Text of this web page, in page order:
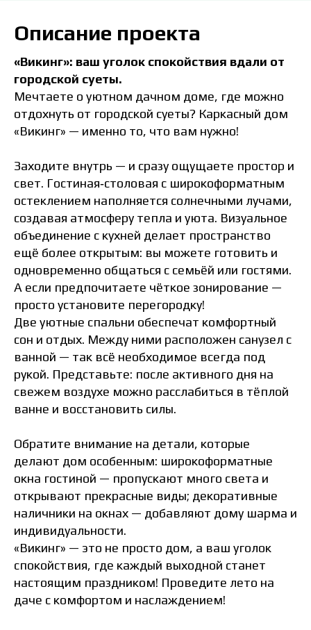
Описание проекта
«Викинг»: ваш уголок спокойствия вдали от
городской суеты.
Мечтаете о уютном дачном доме, где можно
отдохнуть от городской суеты? Каркасный дом
«Викинг» — именно то, что вам нужно!
Заходите внутрь — и сразу ощущаете простор и
свет. Гостиная‑столовая с широкоформатным
остеклением наполняется солнечными лучами,
создавая атмосферу тепла и уюта. Визуальное
объединение с кухней делает пространство
ещё более открытым: вы можете готовить и
одновременно общаться с семьёй или гостями.
А если предпочитаете чёткое зонирование —
просто установите перегородку!
Две уютные спальни обеспечат комфортный
сон и отдых. Между ними расположен санузел с
ванной — так всё необходимое всегда под
рукой. Представьте: после активного дня на
свежем воздухе можно расслабиться в тёплой
ванне и восстановить силы.
Обратите внимание на детали, которые
делают дом особенным: широкоформатные
окна гостиной — пропускают много света и
открывают прекрасные виды; декоративные
наличники на окнах — добавляют дому шарма и
индивидуальности.
«Викинг» — это не просто дом, а ваш уголок
спокойствия, где каждый выходной станет
настоящим праздником! Проведите лето на
даче с комфортом и наслаждением!